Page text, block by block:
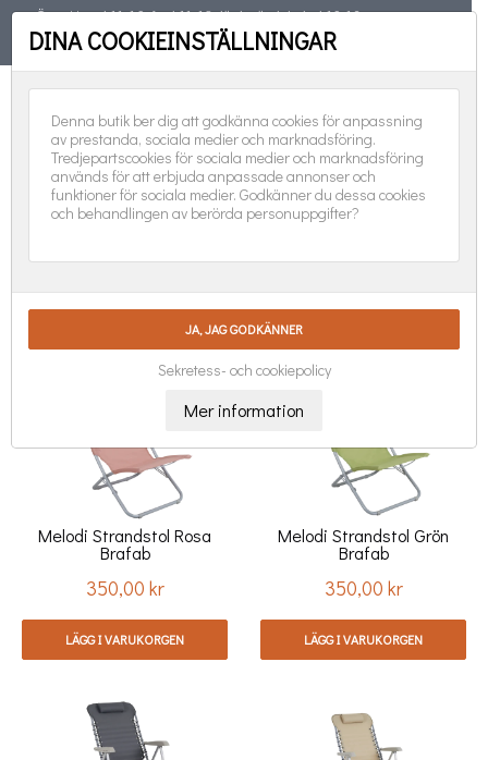
Öppet torsd 11-19, fred 11-18, lörd, sönd, helgd 10-16
TELEFON 08-551 501 31 FÖLJ OSS:
STRANDSTOLAR & MADRASSER
Nya produkter först 
Visar 1-7 av 7 objekt
Melodi Strandstol Rosa
Brafab
Pris
350,00 kr
LÄGG I VARUKORGEN
Melodi Strandstol Grön
Brafab
Pris
350,00 kr
LÄGG I VARUKORGEN
DINA COOKIEINSTÄLLNINGAR
Denna butik ber dig att godkänna cookies för anpassning
av prestanda, sociala medier och marknadsföring.
Tredjepartscookies för sociala medier och marknadsföring
används för att erbjuda anpassade annonser och
funktioner för sociala medier. Godkänner du dessa cookies
och behandlingen av berörda personuppgifter?
Sekretess- och cookiepolicy